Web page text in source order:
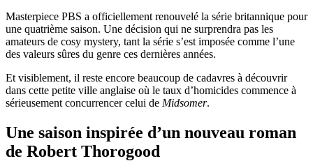
Masterpiece PBS a officiellement renouvelé la série britannique pour
une quatrième saison. Une décision qui ne surprendra pas les
amateurs de cosy mystery, tant la série s’est imposée comme l’une
des valeurs sûres du genre ces dernières années.
Et visiblement, il reste encore beaucoup de cadavres à découvrir
dans cette petite ville anglaise où le taux d’homicides commence à
sérieusement concurrencer celui de Midsomer.
Une saison inspirée d’un nouveau roman
de Robert Thorogood